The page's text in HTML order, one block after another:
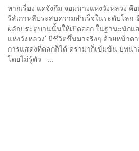
หากเรื่อง แดจังกึม จอมนางแห่งวังหลวง
รีส์เกาหลีประสบความสำเร็จในระดับโลก
ผลักประตูบานนั้นให้เปิดออก ในฐานะนักแ
แห่งวังหลวง’ มีชีวิตขึ้นมาจริงๆ ด้วยหน้าต
การแสดงที่ตลกก็ได้ ดราม่าก็เข้มข้น บทน่า
โดยไม่รู้ตัว ...